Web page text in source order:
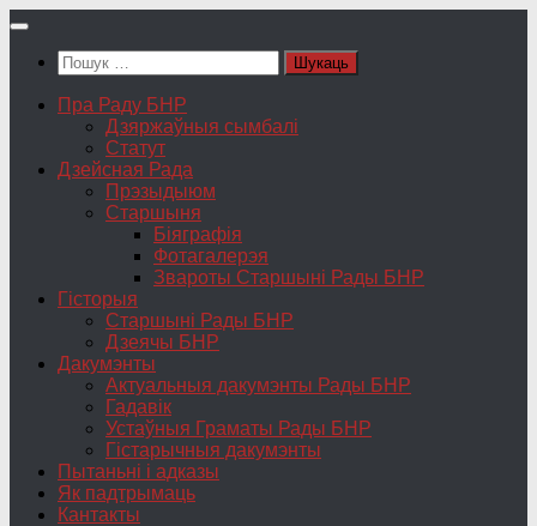
Skip
contentПошук:
Пра Раду БНР
Дзяржаўныя сымбалі
Статут
Дзейсная Рада
Прэзыдыюм
Старшыня
Біяграфія
Фотагалерэя
Звароты Старшыні Рады БНР
Гісторыя
Старшыні Рады БНР
Дзеячы БНР
Дакумэнты
Актуальныя дакумэнты Рады БНР
Гадавік
Устаўныя Граматы Рады БНР
Гістарычныя дакумэнты
Пытаньні і адказы
Як падтрымаць
Кантакты